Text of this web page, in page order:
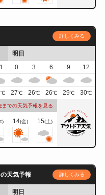
詳しくみる
明日
0 3 6 9
12
℃ 27℃ 26℃ 26℃ 29℃ 30℃
までの天気予報を見る
) 14(金) 15(土)
天気予報 詳しくみる
明日